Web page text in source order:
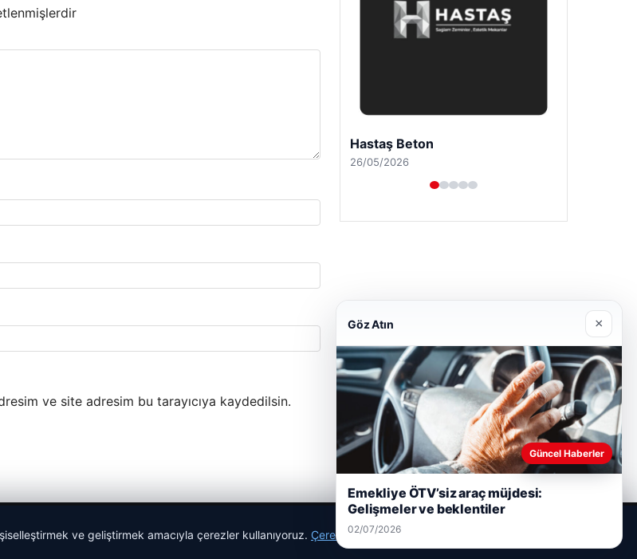
ve site adresim bu tarayıcıya kaydedilsin.
Enes Kaplan Avukatlık Bürosu
28/04/2026
ve geliştirmek amacıyla çerezler kullanıyoruz. Çerez Politikamız
Göz Atın ×
Güncel Haberler
Emekliye ÖTV’siz araç müjdesi:
Gelişmeler ve beklentiler
02/07/2026